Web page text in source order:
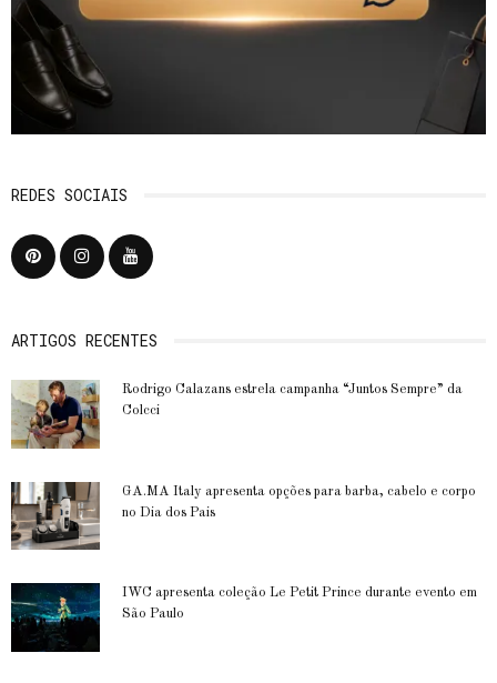
REDES SOCIAIS
ARTIGOS RECENTES
Rodrigo Calazans estrela campanha “Juntos Sempre” da
Colcci
GA.MA Italy apresenta opções para barba, cabelo e corpo
no Dia dos Pais
IWC apresenta coleção Le Petit Prince durante evento em
São Paulo